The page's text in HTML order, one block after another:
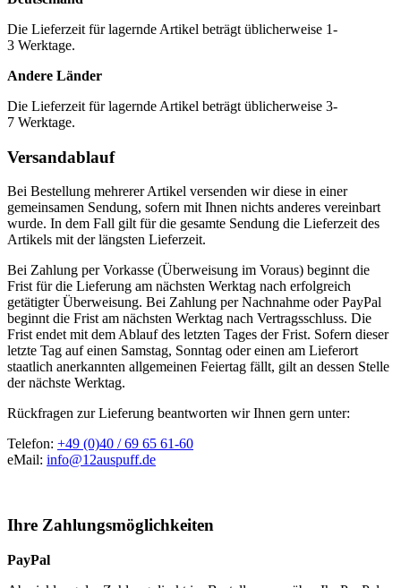
Die Lieferzeit für lagernde Artikel beträgt üblicherweise 1-
3 Werktage.
Andere Länder
Die Lieferzeit für lagernde Artikel beträgt üblicherweise 3-
7 Werktage.
Versandablauf
Bei Bestellung mehrerer Artikel versenden wir diese in einer
gemeinsamen Sendung, sofern mit Ihnen nichts anderes vereinbart
wurde. In dem Fall gilt für die gesamte Sendung die Lieferzeit des
Artikels mit der längsten Lieferzeit.
Bei Zahlung per Vorkasse (Überweisung im Voraus) beginnt die
Frist für die Lieferung am nächsten Werktag nach erfolgreich
getätigter Überweisung. Bei Zahlung per Nachnahme oder PayPal
beginnt die Frist am nächsten Werktag nach Vertragsschluss. Die
Frist endet mit dem Ablauf des letzten Tages der Frist. Sofern dieser
letzte Tag auf einen Samstag, Sonntag oder einen am Lieferort
staatlich anerkannten allgemeinen Feiertag fällt, gilt an dessen Stelle
der nächste Werktag.
Rückfragen zur Lieferung beantworten wir Ihnen gern unter:
Telefon: +49 (0)40 / 69 65 61-60
eMail: info@12auspuff.de
Ihre Zahlungsmöglichkeiten
PayPal